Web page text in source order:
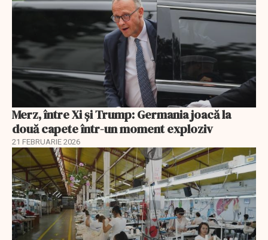
Merz, între Xi și Trump: Germania joacă la
două capete într-un moment exploziv
21 FEBRUARIE 2026